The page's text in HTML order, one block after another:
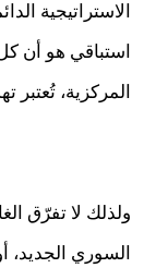
الاستراتيجية
استباقي هو أن
المركزية، تُعتبر
ولذلك لا تفرّق
السوري الجديد،